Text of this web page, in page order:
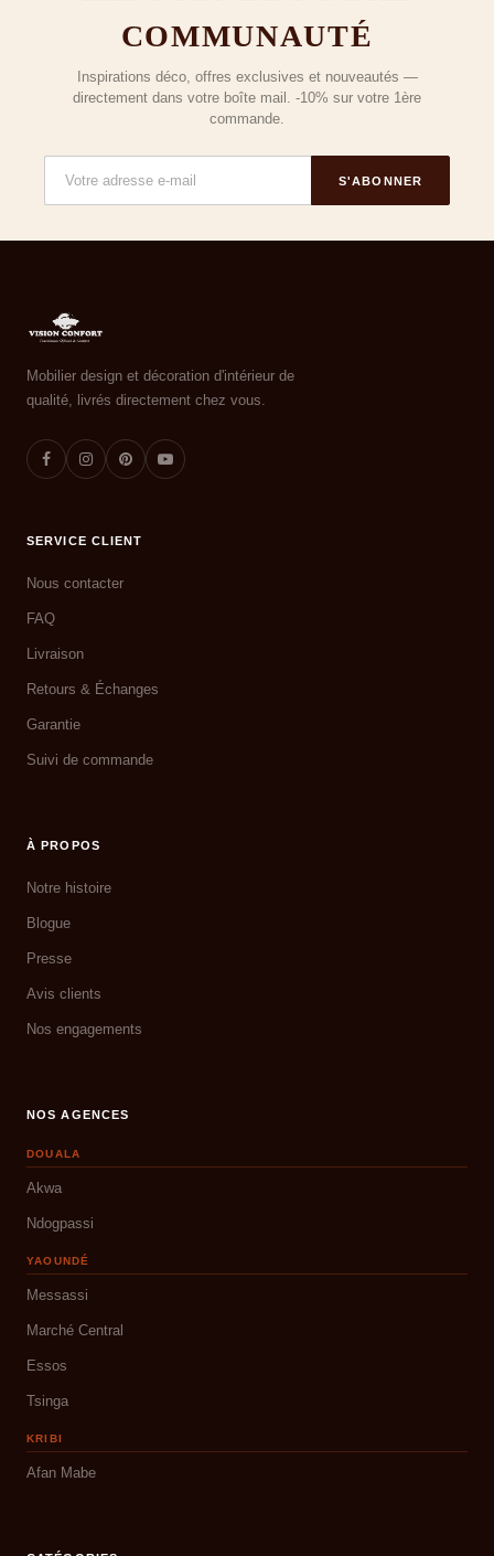
COMMUNAUTÉ
Inspirations déco, offres exclusives et nouveautés —
directement dans votre boîte mail. -10% sur votre 1ère
commande.
S'ABONNER
Mobilier design et décoration d'intérieur de
qualité, livrés directement chez vous.
SERVICE CLIENT
Nous contacter
FAQ
Livraison
Retours & Échanges
Garantie
Suivi de commande
À PROPOS
Notre histoire
Blogue
Presse
Avis clients
Nos engagements
NOS AGENCES
DOUALA
Akwa
Ndogpassi
YAOUNDÉ
Messassi
Marché Central
Essos
Tsinga
KRIBI
Afan Mabe